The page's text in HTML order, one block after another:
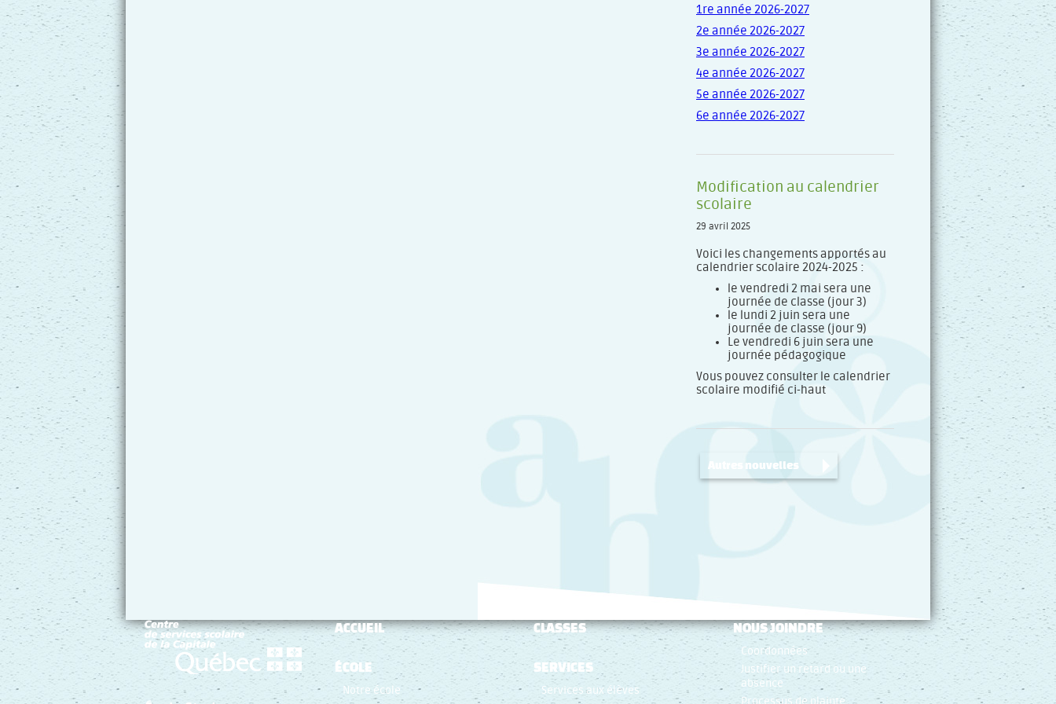
1re année 2026-2027
2e année 2026-2027
3e année 2026-2027
4e année 2026-2027
5e année 2026-2027
6e année 2026-2027
Modification au calendrier
scolaire
29 avril 2025
Voici les changements apportés au
calendrier scolaire 2024-2025 :
le vendredi 2 mai sera une
journée de classe (jour 3)
le lundi 2 juin sera une
journée de classe (jour 9)
Le vendredi 6 juin sera une
journée pédagogique
Vous pouvez consulter le calendrier
scolaire modifié ci-haut
Autres nouvelles
ACCUEIL
ÉCOLE
Notre école
CLASSES
SERVICES
Services aux élèves
NOUS JOINDRE
Coordonnées
Justifier un retard ou une
absence
Processus de plainte